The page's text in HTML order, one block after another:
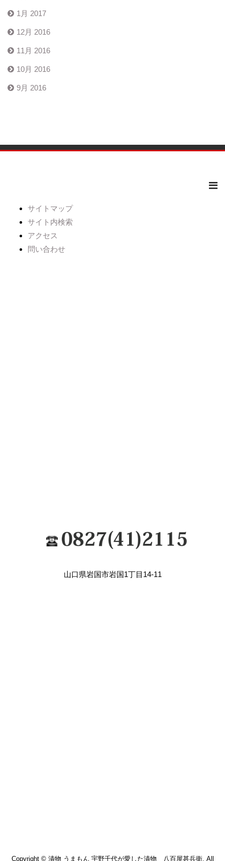
1月 2017
12月 2016
11月 2016
10月 2016
9月 2016
サイトマップ
サイト内検索
アクセス
問い合わせ
山口県岩国市岩国1丁目14-11
Copyright © 漬物 うまもん 宇野千代が愛した漬物 八百屋甚兵衛. All